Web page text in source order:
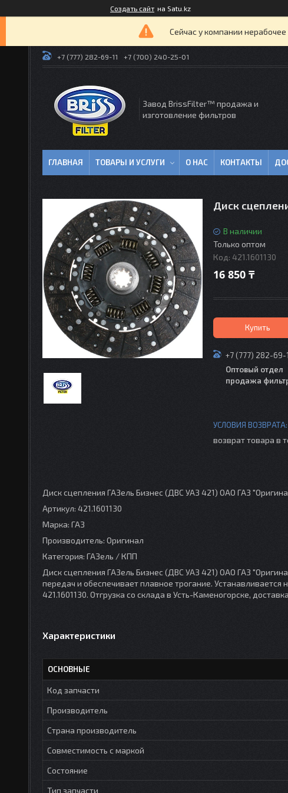
Создать сайт на Satu.kz
Сейчас у компании
+7 (777) 282-69-11 +7 (700) 240-25-01
Завод BrissFilter™ продажа и
изготовление фильтров
ГЛАВНАЯ ТОВАРЫ И УСЛУГИ О НАС КОНТАКТЫ
Диск
В наличии
Только оптом
Код: 421.1601130
16 850 ₸
Купить
+7 (777) 282-69-
Оптовый отдел
продажа
возврат товара в
Диск сцепления ГАЗель Бизнес (ДВС УАЗ 421) ОАО ГАЗ
Артикул: 421.1601130
Марка: ГАЗ
Производитель: Оригинал
Категория: ГАЗель / КПП
Диск сцепления ГАЗель Бизнес (ДВС УАЗ 421) ОАО ГАЗ
передач и обеспечивает плавное трогание. Устанавливается
421.1601130. Отгрузка со склада в Усть-Каменогорске,
Характеристики
ОСНОВНЫЕ
Код запчасти
Производитель
Страна производитель
Совместимость с маркой
Состояние
Тип запчасти